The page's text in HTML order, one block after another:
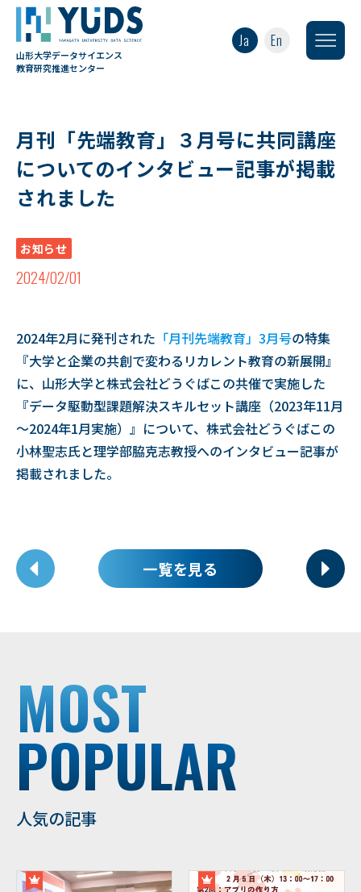
山形大学データサイエンス
教育研究推進センター
Ja En
月刊「先端教育」３月号に共同講座
についてのインタビュー記事が掲載
されました
お知らせ
2024/02/01
2024年2月に発刊された 「月刊先端教育」3月号の特集
『大学と企業の共創で変わるリカレント教育の新展開』
に、山形大学と株式会社どうぐばこの共催で実施した
『データ駆動型課題解決スキルセット講座（2023年11月
～2024年1月実施）』について、株式会社どうぐばこの
小林聖志氏と理学部脇克志教授へのインタビュー記事が
掲載されました。
一覧を見る
MOST
POPULAR
人気の記事